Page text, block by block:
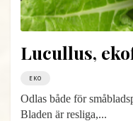
Lucullus,
EKO
Odlas både för
Bladen är resliga,...